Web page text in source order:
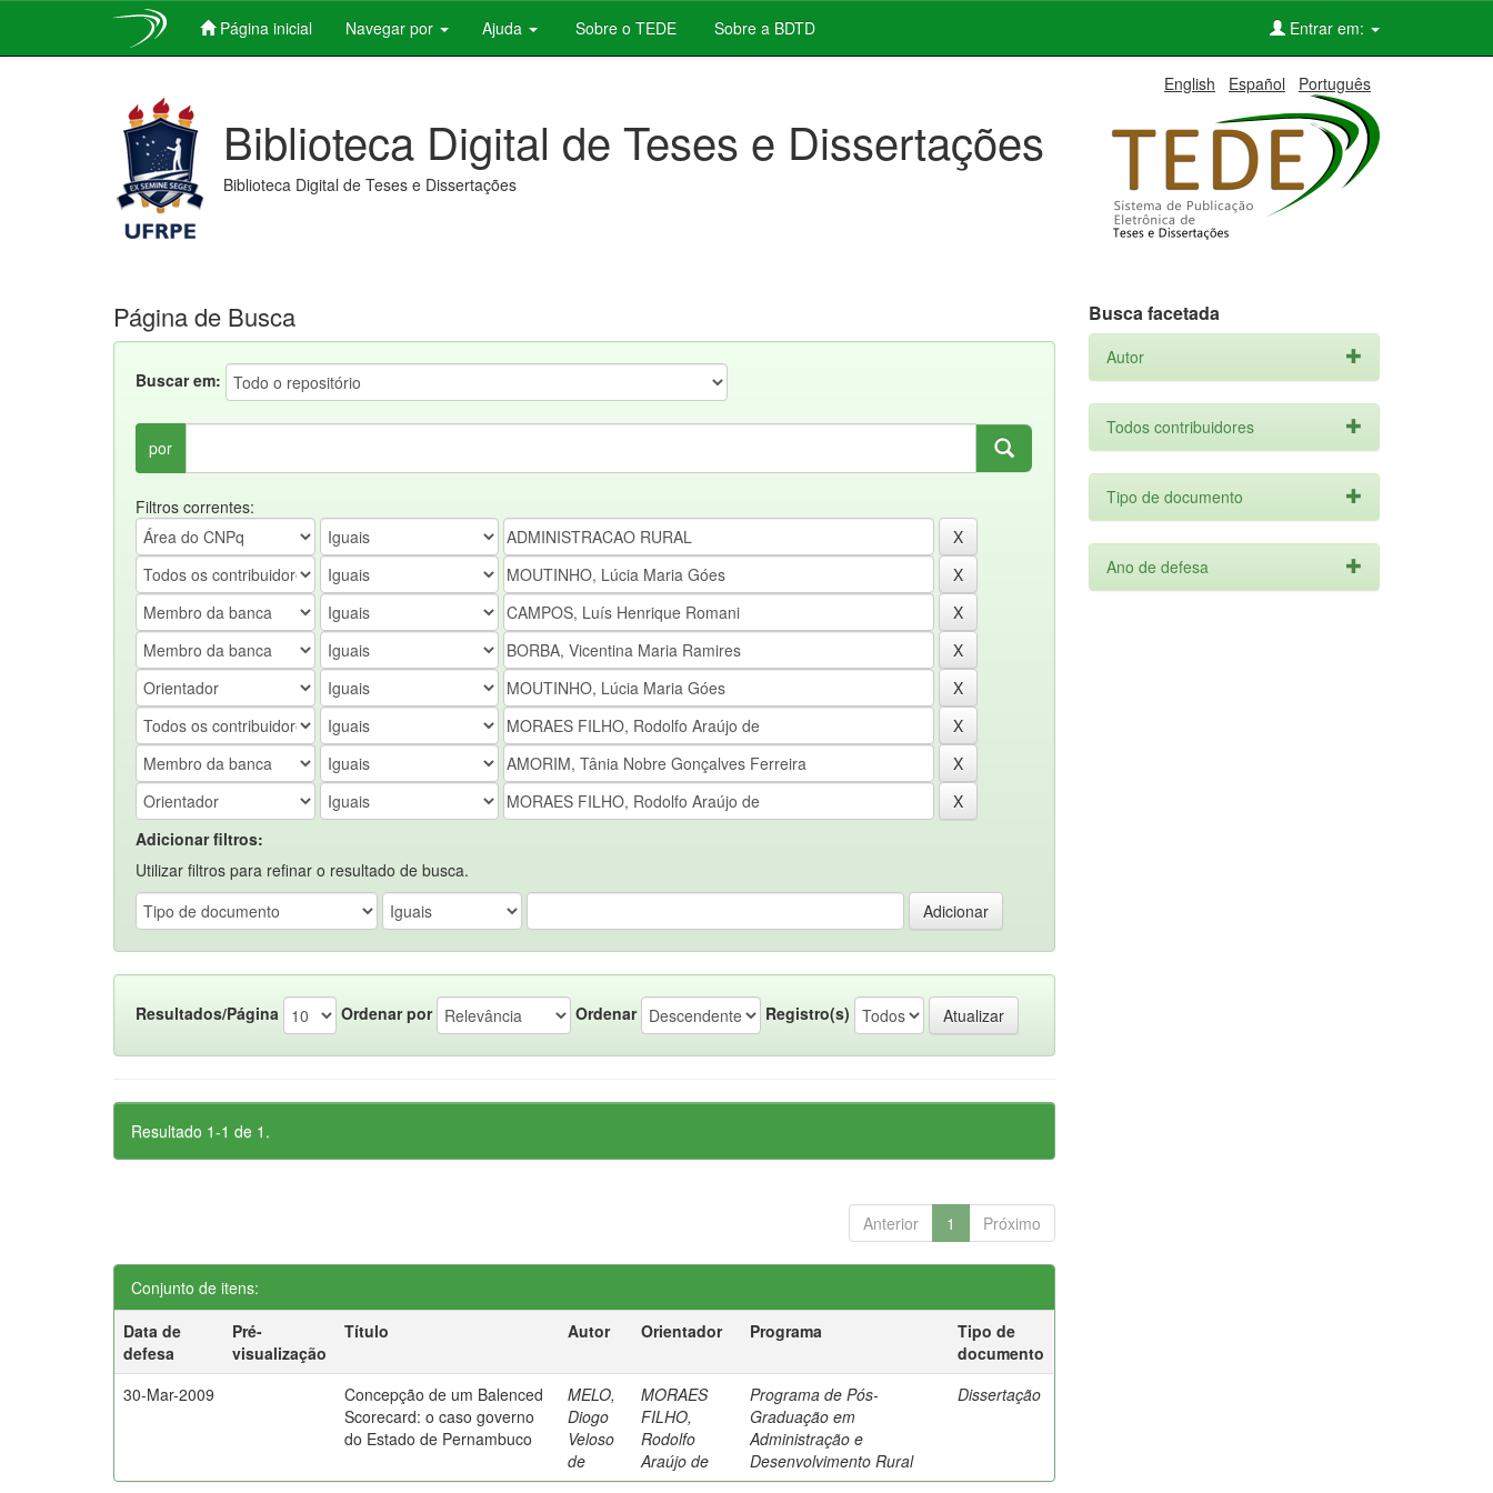
Página inicial Navegar por Ajuda Sobre o TEDE Sobre a BDTD Entrar em:
English Español Português
Biblioteca Digital de Teses e Dissertações
Biblioteca Digital de Teses e Dissertações
Página de Busca
Buscar em:
por
Filtros correntes:
Adicionar filtros:
Utilizar filtros para refinar o resultado de busca.
Resultados/Página Ordenar por Ordenar Registro(s)
Resultado 1-1 de 1.
Anterior 1 Próximo
Conjunto de itens:
Data de
defesa
Pré-
visualização
Título Autor Orientador Programa
Tipo de
documento
30-Mar-2009
Concepção de um Balenced
Scorecard: o caso governo
do Estado de Pernambuco
MELO,
Diogo
Veloso
de
MORAES
FILHO,
Rodolfo
Araújo de
Programa de Pós-
Graduação em
Administração e
Desenvolvimento Rural
Dissertação
Busca facetada
Autor
Todos contribuidores
Tipo de documento
Ano de defesa